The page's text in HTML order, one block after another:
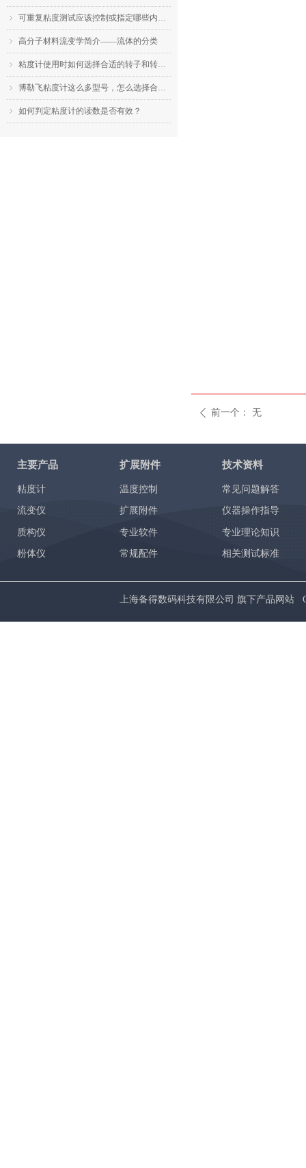
ꄴ 前一个： 无
ꁇ 可重复粘度测试应该控制或指定哪些内容？
ꁇ 高分子材料流变学简介——流体的分类
ꁇ 粘度计使用时如何选择合适的转子和转速？
ꁇ 博勒飞粘度计这么多型号，怎么选择合适的机型？
ꁇ 如何判定粘度计的读数是否有效？
上海备得数码科技有限公司 旗下产品网站
常见问题解答
仪器操作指导
专业理论知识
相关测试标准
主要产品 技术资料
扩展附件
粘度计
流变仪
质构仪
粉体仪
温度控制
扩展附件
专业软件
常规配件